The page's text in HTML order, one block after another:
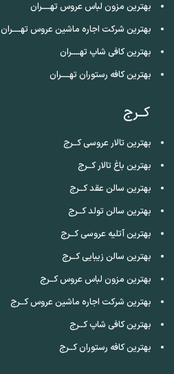
بهترین مزون لباس عروس تهــــران
بهترین شرکت اجاره ماشین عروس تهــــران
بهترین کافی شاپ تهــــران
بهترین کافه رستوران تهــــران
کــرج
بهترین تالار عروسی کــرج
بهترین باغ تالار کــرج
بهترین سالن عقد کــرج
بهترین سالن تولد کــرج
بهترین آتلیه عروسی کــرج
بهترین سالن زیبایی کــرج
بهترین مزون لباس عروس کــرج
بهترین شرکت اجاره ماشین عروس کــرج
بهترین کافی شاپ کــرج
بهترین کافه رستوران کــرج